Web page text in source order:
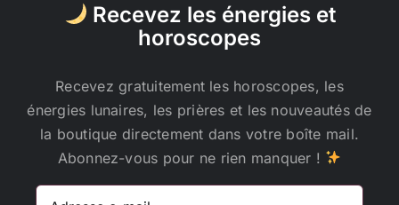
Recevez les énergies et
horoscopes
Recevez gratuitement les horoscopes, les
énergies lunaires, les prières et les nouveautés de
la boutique directement dans votre boîte mail.
Abonnez-vous pour ne rien manquer !
Adresse